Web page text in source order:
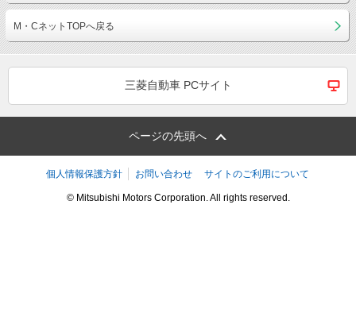
M・CネットTOPへ戻る
三菱自動車 PCサイト
ページの先頭へ
個人情報保護方針 お問い合わせ サイトのご利用について
© Mitsubishi Motors Corporation. All rights reserved.